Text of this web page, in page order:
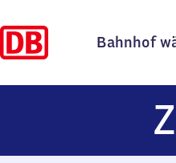
Bahnhof